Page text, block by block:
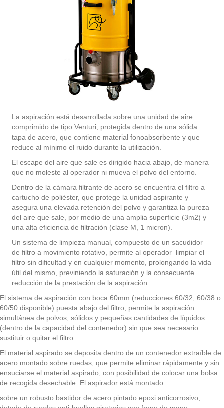
La aspiración está desarrollada sobre una unidad de aire
comprimido de tipo Venturi, protegida dentro de una sólida
tapa de acero, que contiene material fonoabsorbente y que
reduce al mínimo el ruido durante la utilización.
El escape del aire que sale es dirigido hacia abajo, de manera
que no moleste al operador ni mueva el polvo del entorno.
Dentro de la cámara filtrante de acero se encuentra el filtro a
cartucho de poliéster, que protege la unidad aspirante y
asegura una elevada retención del polvo y garantiza la pureza
del aire que sale, por medio de una amplia superficie (3m2) y
una alta eficiencia de filtración (clase M, 1 micron).
Un sistema de limpieza manual, compuesto de un sacudidor
de filtro a movimiento rotativo, permite al operador limpiar el
filtro sin dificultad y en cualquier momento, prolongando la vida
útil del mismo, previniendo la saturación y la consecuente
reducción de la prestación de la aspiración.
El sistema de aspiración con boca 60mm (reducciones 60/32, 60/38 o
60/50 disponible) puesta abajo del filtro, permite la aspiración
simultánea de polvos, sólidos y pequeñas cantidades de líquidos
(dentro de la capacidad del contenedor) sin que sea necesario
sustituir o quitar el filtro.
El material aspirado se deposita dentro de un contenedor extraíble de
acero montado sobre ruedas, que permite eliminar rápidamente y sin
ensuciarse el material aspirado, con posibilidad de colocar una bolsa
de recogida desechable. El aspirador está montado
sobre un robusto bastidor de acero pintado epoxi anticorrosivo,